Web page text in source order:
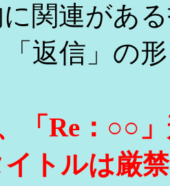
関連があ
返信」の
「Re：○○
トルは厳